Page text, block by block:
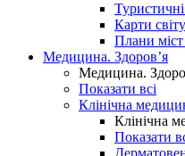
Карти світу
Плани міст
Медицина. Здоров’я
Медицина.
Показати всі
Клінічна
Клінічна
Показати